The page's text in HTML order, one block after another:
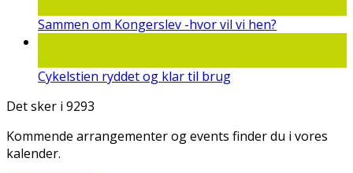
Sammen om Kongerslev -hvor vil vi hen?
Cykelstien ryddet og klar til brug
Det sker i 9293
Kommende arrangementer og events finder du i vores
kalender.